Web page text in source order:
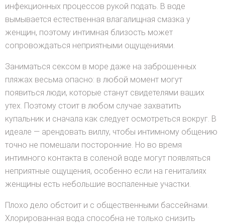
инфекционных процессов рукой подать. В воде
вымывается естественная влагалищная смазка у
женщин, поэтому интимная близость может
сопровождаться неприятными ощущениями.
Заниматься сексом в море даже на заброшенных
пляжах весьма опасно: в любой момент могут
появиться люди, которые станут свидетелями ваших
утех. Поэтому стоит в любом случае захватить
купальник и сначала как следует осмотреться вокруг. В
идеале — арендовать виллу, чтобы интимному общению
точно не помешали посторонние. Но во время
интимного контакта в соленой воде могут появляться
неприятные ощущения, особенно если на гениталиях
женщины есть небольшие воспаленные участки.
Плохо дело обстоит и с общественными бассейнами.
Хлорированная вода способна не только снизить